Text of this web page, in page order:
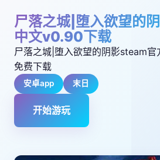
尸落之城|堕入欲望的
中文v0.90下载
尸落之城|堕入欲望的阴影steam
免费下载
安卓app 末日
开始游玩